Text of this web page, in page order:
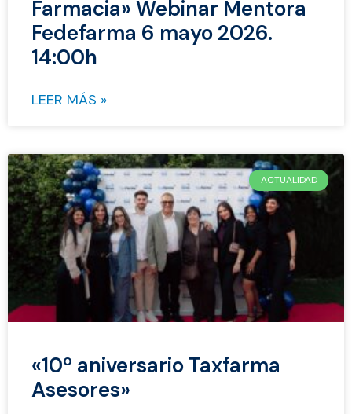
Farmacia» Webinar Mentora
Fedefarma 6 mayo 2026.
14:00h
LEER MÁS »
ACTUALIDAD
«10º aniversario Taxfarma
Asesores»